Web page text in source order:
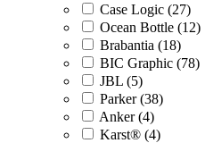
Case Logic (27)
Ocean Bottle (12)
Brabantia (18)
BIC Graphic (78)
JBL (5)
Parker (38)
Anker (4)
Karst® (4)